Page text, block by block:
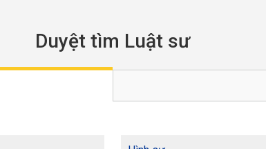
Duyệt tìm Luật sư